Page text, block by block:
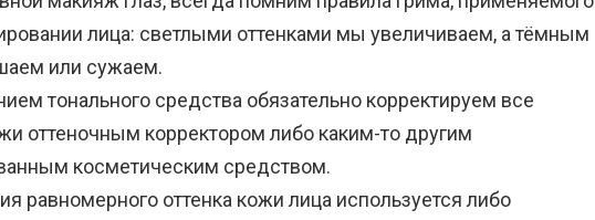
лица: светлыми оттенками мы увеличиваем, а тёмным
или сужаем.
тонального средства обязательно корректируем все
оттеночным корректором либо каким-то другим
косметическим средством.
равномерного оттенка кожи лица используется либо